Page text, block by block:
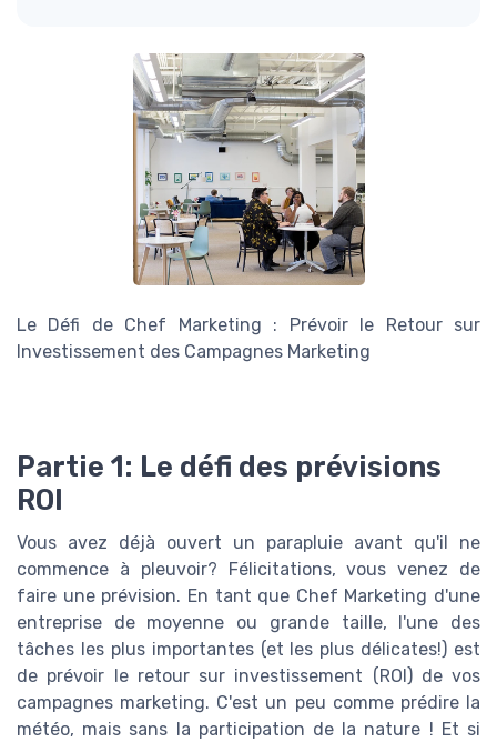
Le Défi de Chef Marketing : Prévoir le Retour sur
Investissement des Campagnes Marketing
Partie 1: Le défi des prévisions
ROI
Vous avez déjà ouvert un parapluie avant qu'il ne
commence à pleuvoir? Félicitations, vous venez de
faire une prévision. En tant que Chef Marketing d'une
entreprise de moyenne ou grande taille, l'une des
tâches les plus importantes (et les plus délicates!) est
de prévoir le retour sur investissement (ROI) de vos
campagnes marketing. C'est un peu comme prédire la
météo, mais sans la participation de la nature ! Et si